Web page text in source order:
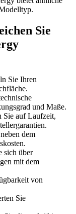
Sie
Sie Ihren
und Maße.
Sie auf Laufzeit,
dem
sich über
mit dem
von
Sie